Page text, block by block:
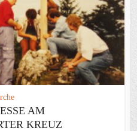
AM
KREUZ